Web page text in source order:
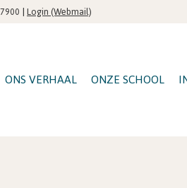
|Login (Webmail)
ONS VERHAAL ONZE SCHOOL